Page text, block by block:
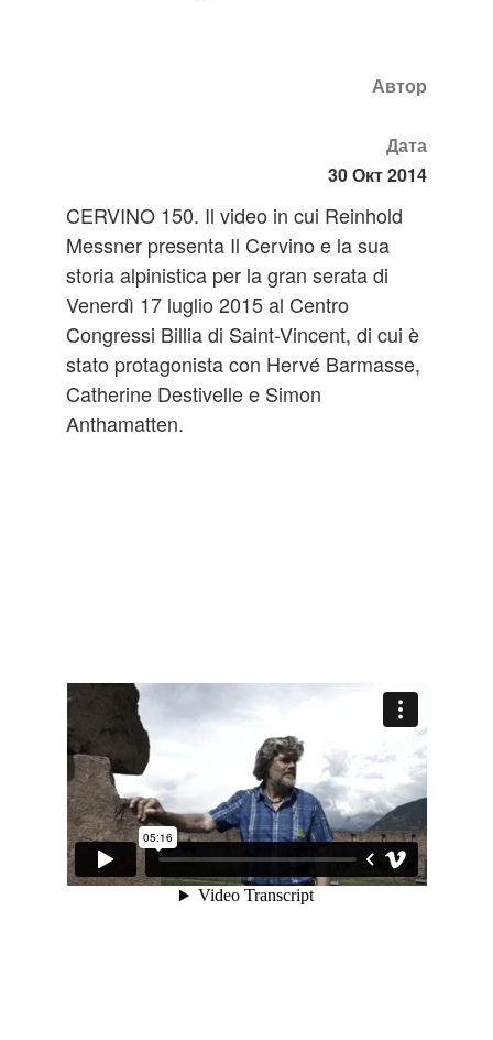
Автор
Дата
30 Окт 2014
CERVINO 150. Il video in cui Reinhold
Messner presenta Il Cervino e la sua
storia alpinistica per la gran serata di
Venerdì 17 luglio 2015 al Centro
Congressi Billia di Saint-Vincent, di cui è
stato protagonista con Hervé Barmasse,
Catherine Destivelle e Simon
Anthamatten.